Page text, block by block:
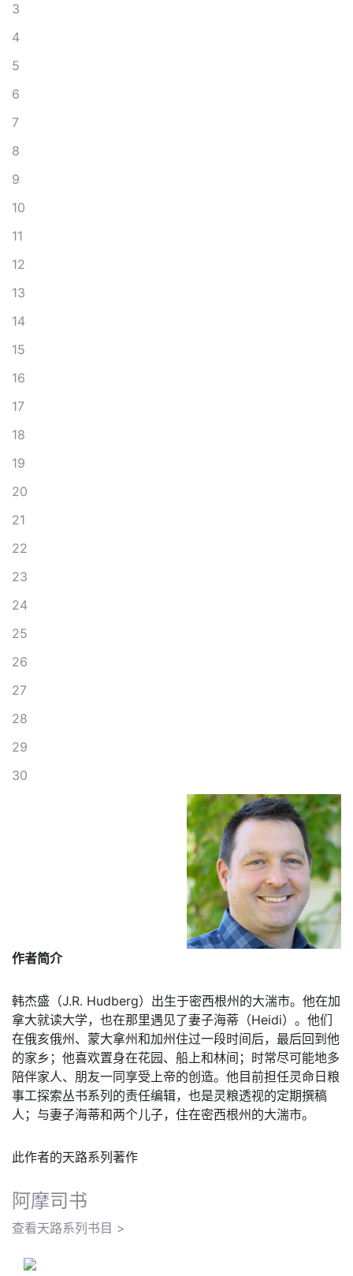
3
4
5
6
7
8
9
10
11
12
13
14
15
16
17
18
19
20
21
22
23
24
25
26
27
28
29
30
作者简介
韩杰盛（J.R. Hudberg）出生于密西根州的大湍市。他在加
拿大就读大学，也在那里遇见了妻子海蒂（Heidi）。他们
在俄亥俄州、蒙大拿州和加州住过一段时间后，最后回到他
的家乡；他喜欢置身在花园、船上和林间；时常尽可能地多
陪伴家人、朋友一同享受上帝的创造。他目前担任灵命日粮
事工探索丛书系列的责任编辑，也是灵粮透视的定期撰稿
人；与妻子海蒂和两个儿子，住在密西根州的大湍市。
此作者的天路系列著作
阿摩司书
查看天路系列书目 >